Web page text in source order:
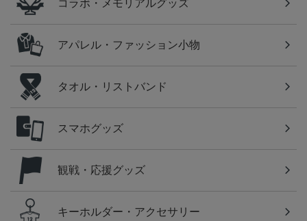
コラボ・メモリアルグッズ
アパレル・ファッション小物
タオル・リストバンド
スマホグッズ
観戦・応援グッズ
キーホルダー・アクセサリー